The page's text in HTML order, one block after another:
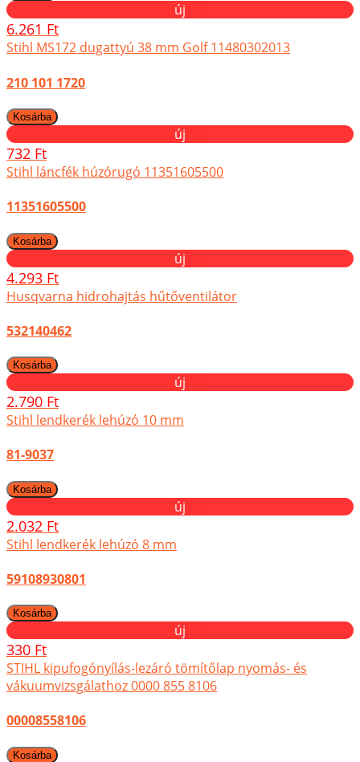
új
6.261 Ft
Stihl MS172 dugattyú 38 mm Golf 11480302013
210 101 1720
új
732 Ft
Stihl láncfék húzórugó 11351605500
11351605500
új
4.293 Ft
Husqvarna hidrohajtás hűtőventilátor
532140462
új
2.790 Ft
Stihl lendkerék lehúzó 10 mm
81-9037
új
2.032 Ft
Stihl lendkerék lehúzó 8 mm
59108930801
új
330 Ft
STIHL kipufogónyílás-lezáró tömítőlap nyomás- és
vákuumvizsgálathoz 0000 855 8106
00008558106